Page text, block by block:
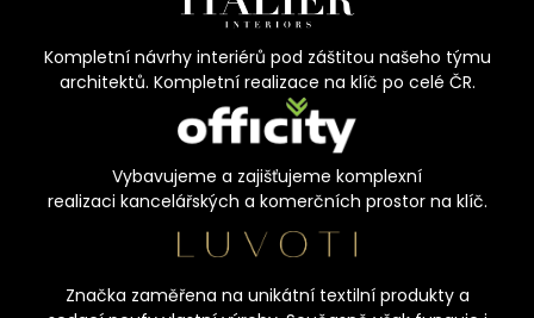
Kompletní návrhy interiérů pod záštitou našeho týmu
architektů. Kompletní realizace na klíč po celé ČR.
Vybavujeme a zajišťujeme komplexní
realizaci kancelářských a komerčních prostor na klíč.
Značka zaměřena na unikátní textilní produkty a